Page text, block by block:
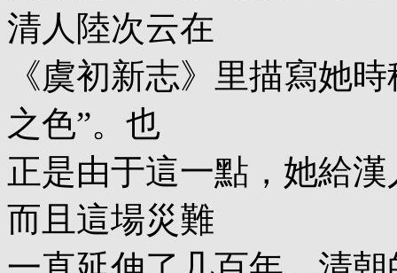
清人陸次云在
《虞初新志》里描寫她
之色”。也
正是由于這一點，她給
而且這場災難